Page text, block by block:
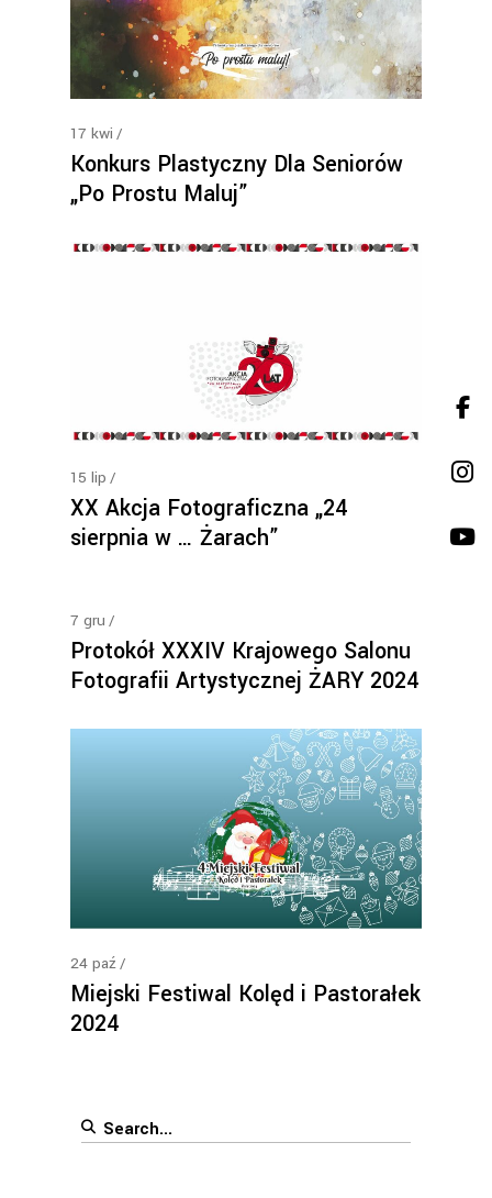
17 kwi
Konkurs Plastyczny Dla Seniorów
„Po Prostu Maluj”
15 lip
XX Akcja Fotograficzna „24
sierpnia w … Żarach”
7 gru
Protokół XXXIV Krajowego Salonu
Fotografii Artystycznej ŻARY 2024
24 paź
Miejski Festiwal Kolęd i Pastorałek
2024
Search